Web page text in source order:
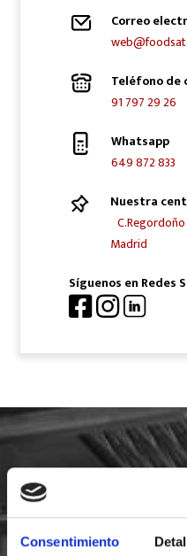
Consentimiento
Correo
Teléfono de
91 797 29 26
Whatsapp
649 872 833
Nuestra
Madrid
Síguenos en Redes
SOLICITA